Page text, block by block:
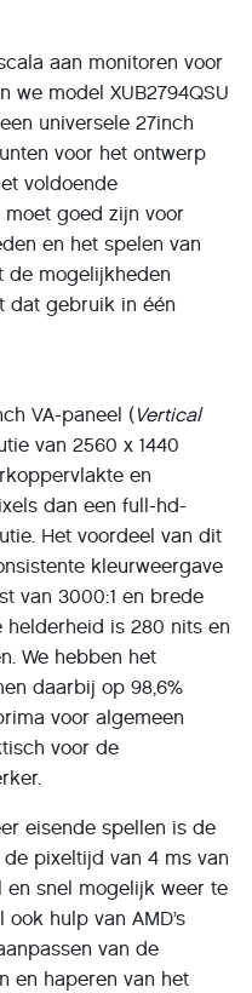
aan monitoren voor
we model XUB2794QSU
universele 27inch
voor het ontwerp
voldoende
goed zijn voor
en het spelen van
de mogelijkheden
dat gebruik in één
VA-paneel (Vertical
van 2560 x 1440
en
dan een full-hd-
Het voordeel van dit
kleurweergave
van 3000:1 en brede
helderheid is 280 nits en
We hebben het
daarbij op 98,6%
voor algemeen
voor de
eisende spellen is de
pixeltijd van 4 ms van
en snel mogelijk weer te
hulp van AMD’s
van de
en haperen van het